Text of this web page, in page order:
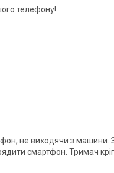
телефону!
не виходячи з
смартфон. Тримач